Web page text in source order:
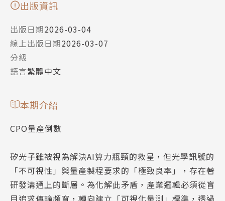
出版資訊
出版日期2026-03-04
線上出版日期2026-03-07
分級
語言繁體中文
本期介紹
CPO量產倒數
矽光子雖被視為解決AI算力瓶頸的救星，但光學訊號的
「不可視性」與量產製程要求的「極致良率」，存在著
研發溝通上的斷層。為化解此矛盾，產業邏輯必須從盲
目追求傳輸頻寬，轉向建立「可視化量測」標準，透過